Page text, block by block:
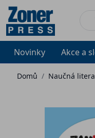
Novinky Akce a
Domů / Naučná